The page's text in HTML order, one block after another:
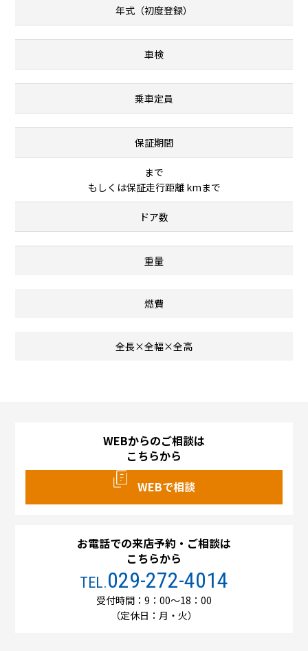
年式（初度登録）
車検
乗車定員
保証期間
まで
もしくは保証走行距離 kmまで
ドア数
重量
燃費
全長×全幅×全高
WEBからのご相談は
こちらから
WEBで相談
お電話での来店予約・ご相談は
こちらから
TEL.029-272-4014
受付時間：9：00～18：00
（定休日：月・火）